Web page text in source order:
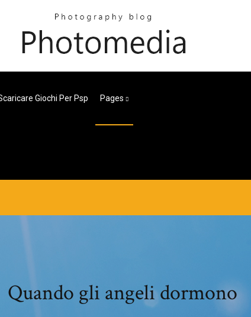
Giochi Per Psp Pages
Quando gli angeli dormono